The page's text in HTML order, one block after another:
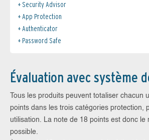
Security Advisor
App Protection
Authenticator
Password Safe
Évaluation avec système
Tous les produits peuvent totaliser chacun
points dans les trois catégories protection,
utilisation. La note de 18 points est donc le
possible.